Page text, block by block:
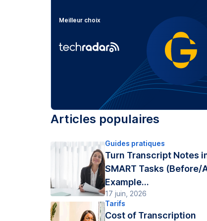
Meilleur choix
Articles populaires
Guides pratiques
Turn Transcript Notes
SMART Tasks (Before/
Example...
17 juin, 2026
Tarifs
Cost of Transcription